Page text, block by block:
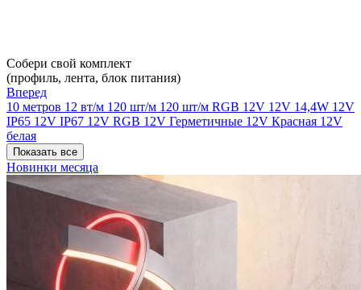
Собери свой комплект
(профиль, лента, блок питания)
Вперед
10 метров 12 вт/м 120 шт/м 120 шт/м RGB 12V 12V 14,4W 12V
IP65 12V IP67 12V RGB 12V Герметичные 12V Красная 12V
белая
Показать все
Новинки месяца